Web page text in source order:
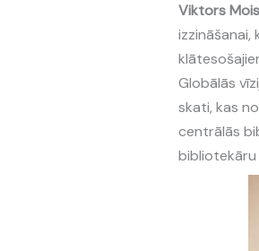
Viktors
izzināšanai,
Globālās
skati, kas
centrālās